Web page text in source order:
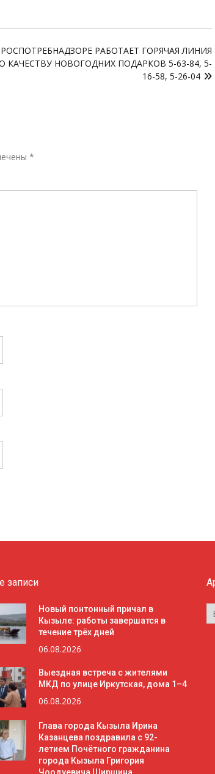
РАБОТАЕТ ГОРЯЧАЯ ЛИНИЯ
КАЧЕСТВУ НОВОГОДНИХ ПОДАРКОВ 5-63-84, 5-
16-58, 5-26-04
*
записи
Новый понтонный причал в
Кызыле: работы завершатся в
течение трёх дней
06.08.2026
Выездная встреча с жителями
МКД по улице Иркутская, дома 1–4
06.08.2026
Глава города Кызыла Ирина
Казанцева поздравила с 92-
летием Почётного гражданина
города Кызыла Григория